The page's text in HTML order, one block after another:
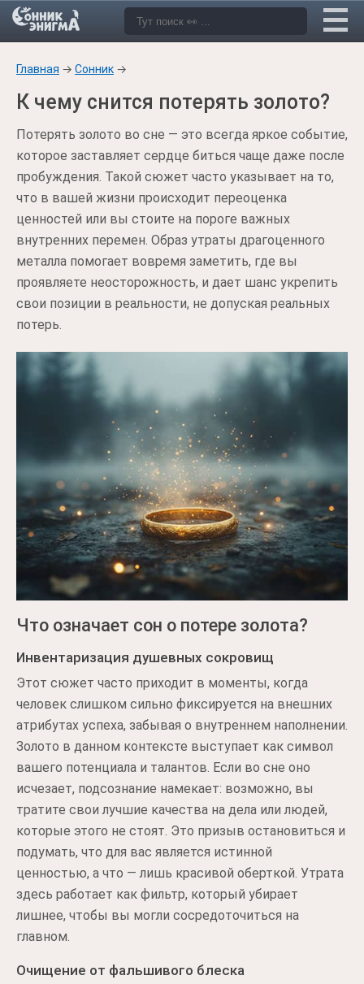
Главная → Сонник →
К чему снится потерять золото?
Потерять золото во сне — это всегда яркое событие,
которое заставляет сердце биться чаще даже после
пробуждения. Такой сюжет часто указывает на то,
что в вашей жизни происходит переоценка
ценностей или вы стоите на пороге важных
внутренних перемен. Образ утраты драгоценного
металла помогает вовремя заметить, где вы
проявляете неосторожность, и дает шанс укрепить
свои позиции в реальности, не допуская реальных
потерь.
Что означает сон о потере золота?
Инвентаризация душевных сокровищ
Этот сюжет часто приходит в моменты, когда
человек слишком сильно фиксируется на внешних
атрибутах успеха, забывая о внутреннем наполнении.
Золото в данном контексте выступает как символ
вашего потенциала и талантов. Если во сне оно
исчезает, подсознание намекает: возможно, вы
тратите свои лучшие качества на дела или людей,
которые этого не стоят. Это призыв остановиться и
подумать, что для вас является истинной
ценностью, а что — лишь красивой оберткой. Утрата
здесь работает как фильтр, который убирает
лишнее, чтобы вы могли сосредоточиться на
главном.
Очищение от фальшивого блеска